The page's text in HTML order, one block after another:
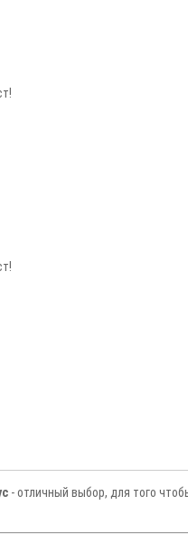
- отличный выбор, для того